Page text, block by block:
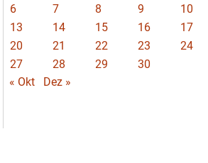
6
7 8 9 10
13
14 15 16 17
20
21 22 23 24
27
28 29
30
« Okt
Dez »